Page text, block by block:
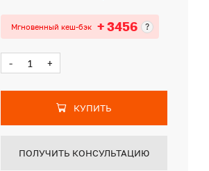
Мгновенный кеш-бэк + 3456 ?
- +
КУПИТЬ
ПОЛУЧИТЬ КОНСУЛЬТАЦИЮ